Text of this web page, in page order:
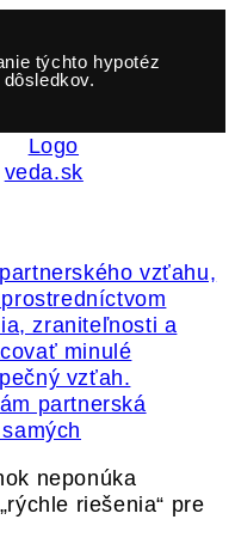
týchto hypotéz
partnerská
neponúka
riešenia“ pre